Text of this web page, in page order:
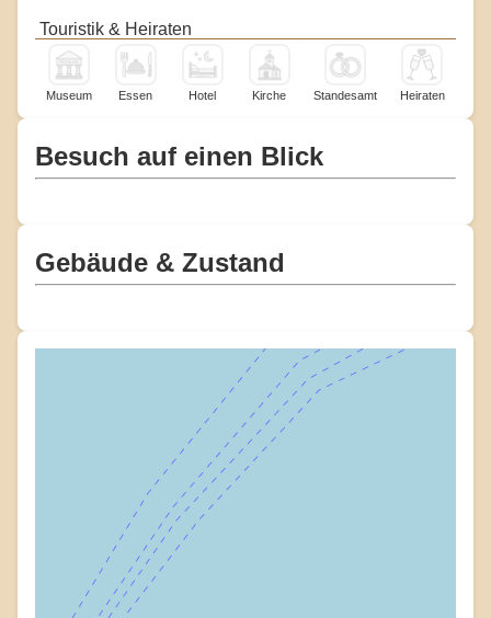
Touristik & Heiraten
Museum Essen Hotel Kirche Standesamt Heiraten
Besuch auf einen Blick
Gebäude & Zustand